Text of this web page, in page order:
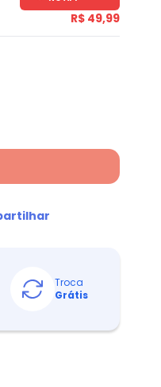
R$ 49,99
Troca
Grátis